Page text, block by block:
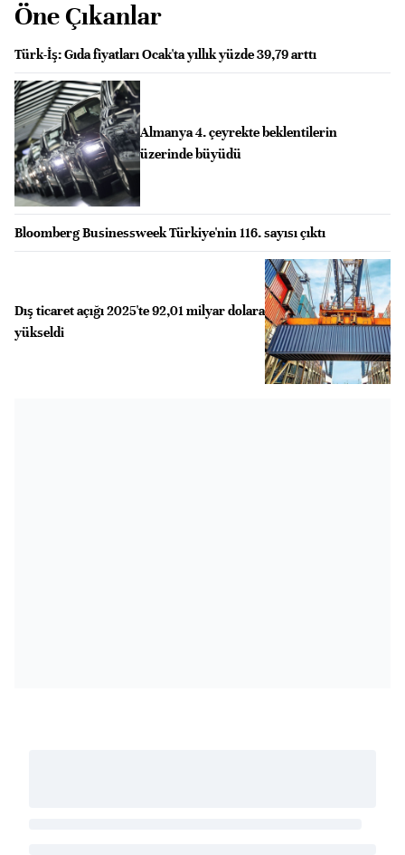
Öne Çıkanlar
Türk-İş: Gıda fiyatları Ocak'ta yıllık yüzde 39,79 arttı
Almanya 4. çeyrekte beklentilerin
üzerinde büyüdü
Bloomberg Businessweek Türkiye'nin 116. sayısı çıktı
Dış ticaret açığı 2025'te 92,01 milyar dolara
yükseldi